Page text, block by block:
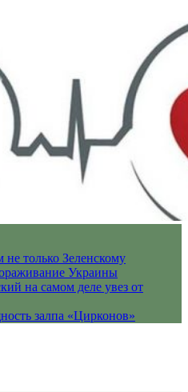
не только Зеленскому
Украины
на самом деле увез от
залпа «Цирконов»